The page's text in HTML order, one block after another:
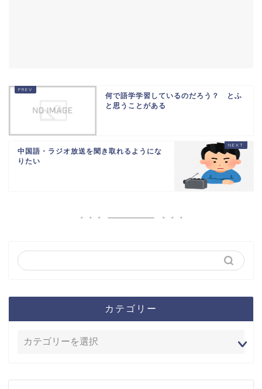
何で語学学習しているのだろう？ とふ
と思うことがある
中国語・ラジオ放送を聞き取れるようにな
りたい
カテゴリー